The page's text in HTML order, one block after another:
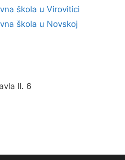
škola u Virovitici
škola u Novskoj
II. 6